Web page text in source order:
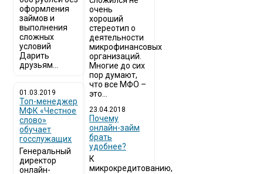
оформления
займов и
выполнения
сложных
условий
Дарить
друзьям...
01.03.2019
Топ-менеджер
МФК «Честное
слово»
обучает
госслужащих
Генеральный
директор
онлайн-
очень
хороший
стереотип о
деятельности
микрофинансовых
организаций.
Многие до сих
пор думают,
что все МФО –
это...
23.04.2018
Почему
онлайн-займ
брать
удобнее?
К
микрокредитованию,